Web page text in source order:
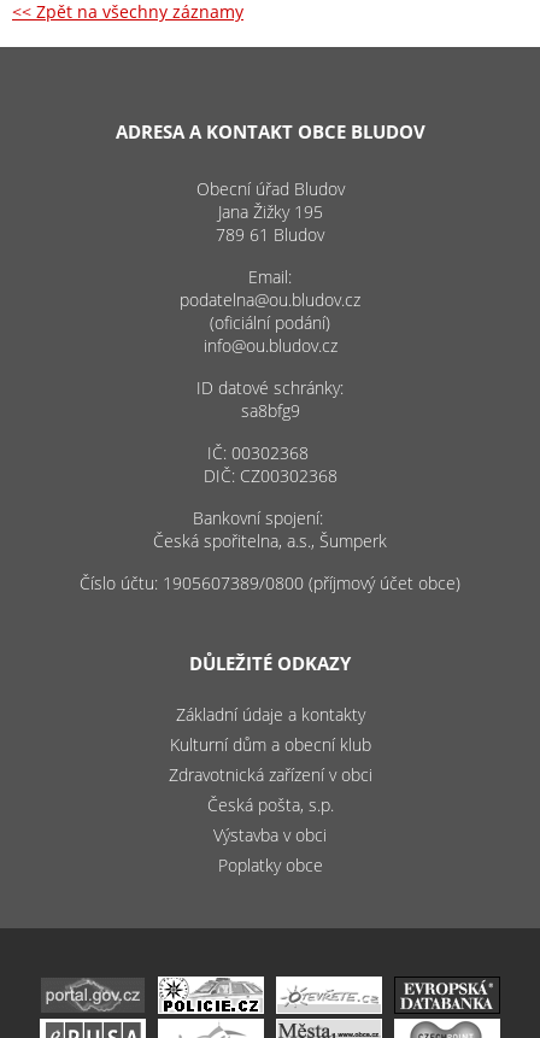
<< Zpět na všechny záznamy
ADRESA A KONTAKT OBCE BLUDOV
Obecní úřad Bludov
Jana Žižky 195
789 61 Bludov
Email:
podatelna@ou.bludov.cz
(oficiální podání)
info@ou.bludov.cz
ID datové schránky:
sa8bfg9
IČ: 00302368
DIČ: CZ00302368
Bankovní spojení:
Česká spořitelna, a.s., Šumperk
Číslo účtu: 1905607389/0800 (příjmový účet obce)
DŮLEŽITÉ ODKAZY
Základní údaje a kontakty
Kulturní dům a obecní klub
Zdravotnická zařízení v obci
Česká pošta, s.p.
Výstavba v obci
Poplatky obce